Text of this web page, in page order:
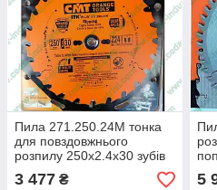
Пила 271.250.24M тонка
для повздовжнього
розпилу 250х2.4х30 зубів
24
3 477 ₴ 5